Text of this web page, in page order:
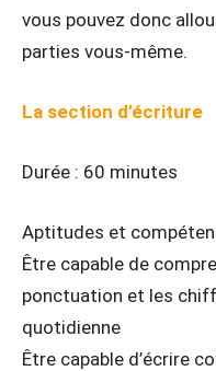
vous pouvez donc
parties vous-même.
La section d’écriture
Durée : 60 minutes
Aptitudes et
Être capable de
ponctuation et les
quotidienne
Être capable d’écrire